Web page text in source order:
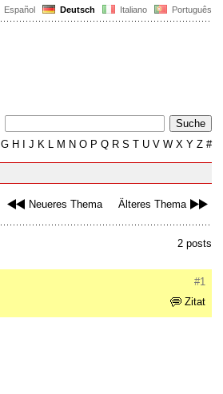
Español Deutsch Italiano Português
G H J K L M N O P Q R S T U V W X Y Z #
Neueres Thema Älteres Thema
2 posts
#1
Zitat